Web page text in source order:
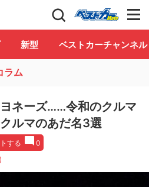
報誌「ベストカー」 Club
新型 ベストカーチャンネル
ラム
ネーズ……令和のクルマ
ルマのあだ名3選
する
0